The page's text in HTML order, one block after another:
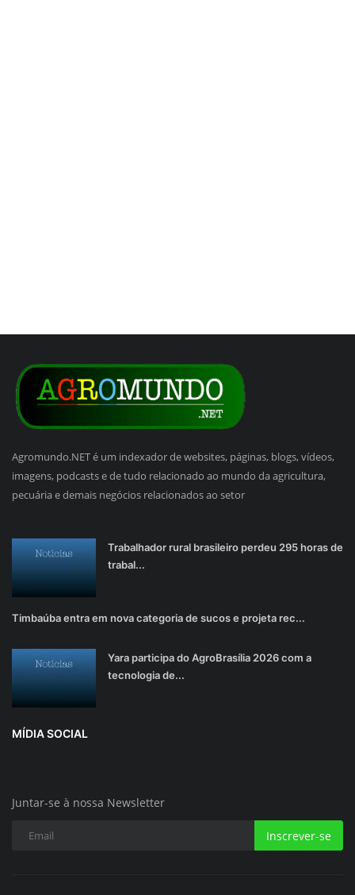
Agromundo.NET é um indexador de websites, páginas, blogs, vídeos,
imagens, podcasts e de tudo relacionado ao mundo da agricultura,
pecuária e demais negócios relacionados ao setor
Trabalhador rural brasileiro perdeu 295 horas de
trabal...
Timbaúba entra em nova categoria de sucos e projeta rec...
Yara participa do AgroBrasília 2026 com a
tecnologia de...
MÍDIA SOCIAL
Juntar-se à nossa Newsletter
Inscrever-se